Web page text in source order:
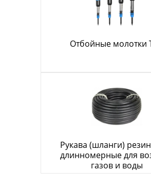
Отбойные молотки
Рукава (шланги)
длинномерные для
газов и воды